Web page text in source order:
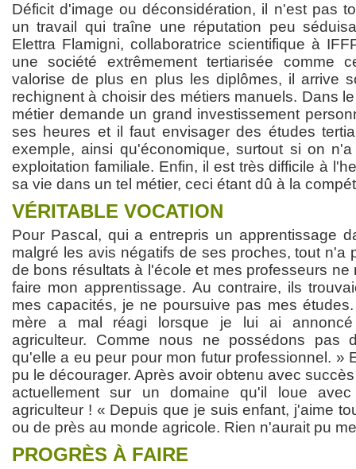
Déficit d'image ou déconsidération, il n'est pas
un travail qui traîne une réputation peu
Elettra Flamigni, collaboratrice scientifique à
une société extrêmement tertiarisée comme
valorise de plus en plus les diplômes, il arrive
rechignent à choisir des métiers manuels. Dans
métier demande un grand investissement
ses heures et il faut envisager des études
exemple, ainsi qu'économique, surtout si on
exploitation familiale. Enfin, il est très difficile à
sa vie dans un tel métier, ceci étant dû à la
VÉRITABLE VOCATION
Pour Pascal, qui a entrepris un apprentissage
malgré les avis négatifs de ses proches, tout n'a
de bons résultats à l'école et mes professeurs
faire mon apprentissage. Au contraire, ils
mes capacités, je ne poursuive pas mes
mère a mal réagi lorsque je lui ai annoncé
agriculteur. Comme nous ne possédons pas
qu'elle a eu peur pour mon futur professionnel. »
pu le décourager. Après avoir obtenu avec
actuellement sur un domaine qu'il loue
agriculteur ! « Depuis que je suis enfant, j'aime
ou de près au monde agricole. Rien n'aurait pu
PROGRÈS À FAIRE